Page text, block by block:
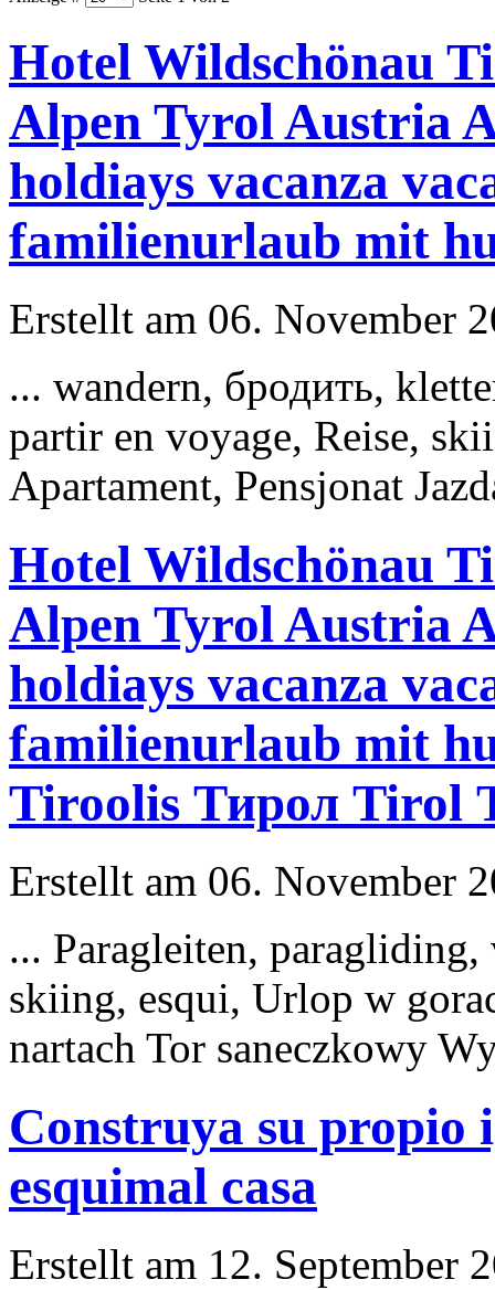
Hotel Wildschönau
Alpen Tyrol Austria
holdiays vacanza
familienurlaub mit
Erstellt am 06. November
... wandern, бродить,
partir en voyage, Reise,
Apartament, Pensjonat
Hotel Wildschönau
Alpen Tyrol Austria
holdiays vacanza
familienurlaub mit
Tiroolis Тирол Tirol
Erstellt am 06. November
... Paragleiten, paragliding,
skiing, esqui, Urlop w
nartach Tor saneczkowy
Construya su propio
esquimal casa
Erstellt am 12. September